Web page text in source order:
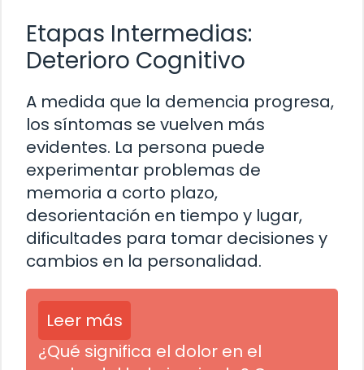
Etapas Intermedias:
Deterioro Cognitivo
A medida que la demencia progresa,
los síntomas se vuelven más
evidentes. La persona puede
experimentar problemas de
memoria a corto plazo,
desorientación en tiempo y lugar,
dificultades para tomar decisiones y
cambios en la personalidad.
Leer más
¿Qué significa el dolor en el